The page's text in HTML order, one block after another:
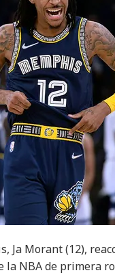
Ja Morant (12),
la NBA de primera